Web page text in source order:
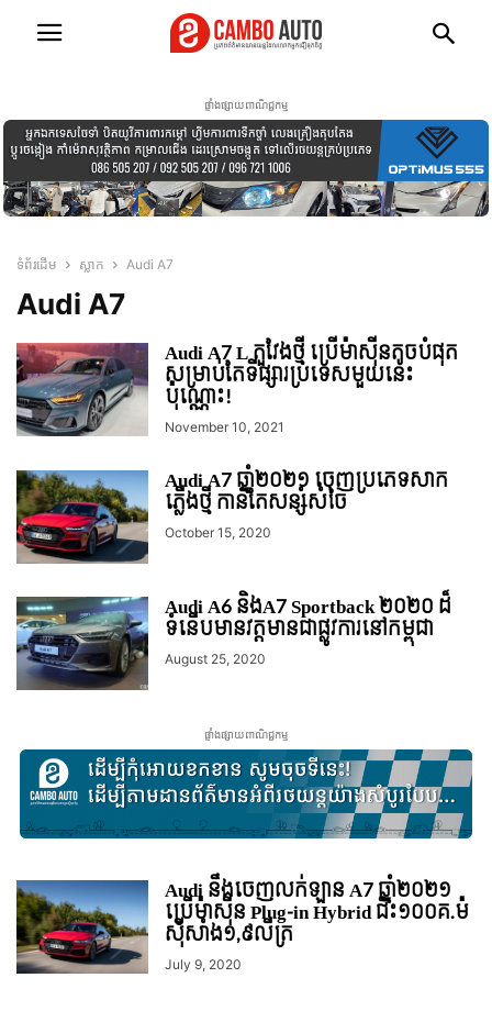
ផ្ទាំងផ្សាយពាណិជ្ជកម្ម
ទំព័រដើម ស្លាក Audi A7
Audi A7
Audi A7 L តួវែងថ្មី ប្រើម៉ាស៊ីនតូចបំផុត
សម្រាប់តែទីផ្សារប្រទេសមួយនេះ
ប៉ុណ្ណោះ!
November 10, 2021
Audi A7 ឆ្នាំ២០២១ ចេញប្រភេទសាក
ភ្លើងថ្មី កាន់តែសន្សំសំចៃ
October 15, 2020
Audi A6 និងA7 Sportback ២០២០ ដ៏
ទំនើបមានវត្តមានជាផ្លូវការនៅកម្ពុជា
August 25, 2020
ផ្ទាំងផ្សាយពាណិជ្ជកម្ម
Audi នឹងចេញលក់ឡាន A7 ឆ្នាំ២០២១
ប្រើម៉ាស៊ីន Plug-in Hybrid ជិះ១០០គ.ម៉
ស៊ីសាំង១,៩លីត្រ
July 9, 2020